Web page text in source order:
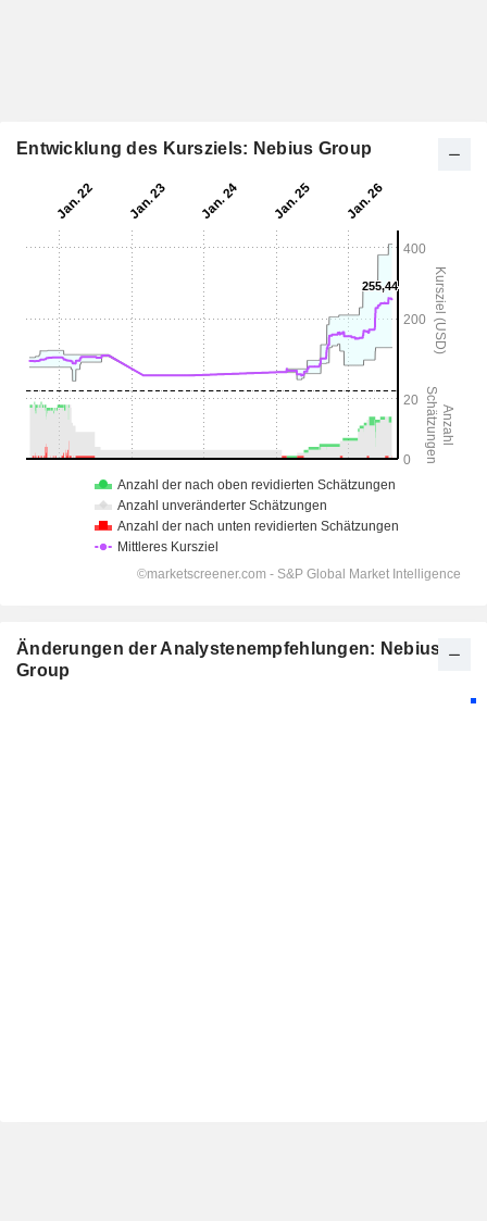
Entwicklung des Kursziels: Nebius Group
Änderungen der Analystenempfehlungen: Nebius
Group